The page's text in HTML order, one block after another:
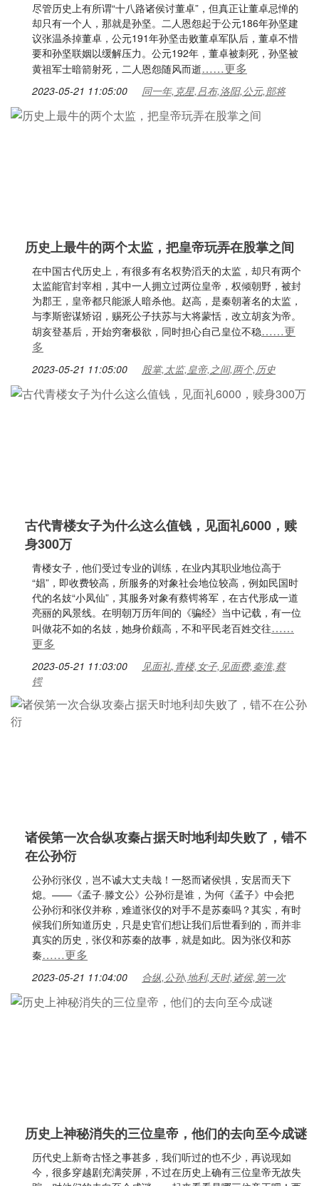
尽管历史上有所谓“十八路诸侯讨董卓”，但真正让董卓忌惮的
却只有一个人，那就是孙坚。二人恩怨起于公元186年孙坚建
议张温杀掉董卓，公元191年孙坚击败董卓军队后，董卓不惜
要和孙坚联姻以缓解压力。公元192年，董卓被刺死，孙坚被
黄祖军士暗箭射死，二人恩怨随风而逝……更多
2023-05-21 11:05:00 同一年,克星,吕布,洛阳,公元,部将
历史上最牛的两个太监，把皇帝玩弄在股掌之间
在中国古代历史上，有很多有名权势滔天的太监，却只有两个
太监能官封宰相，其中一人拥立过两位皇帝，权倾朝野，被封
为郡王，皇帝都只能派人暗杀他。赵高，是秦朝著名的太监，
与李斯密谋矫诏，赐死公子扶苏与大将蒙恬，改立胡亥为帝。
胡亥登基后，开始穷奢极欲，同时担心自己皇位不稳……更
多
2023-05-21 11:05:00 股掌,太监,皇帝,之间,两个,历史
古代青楼女子为什么这么值钱，见面礼6000，赎
身300万
青楼女子，他们受过专业的训练，在业内其职业地位高于
“娼”，即收费较高，所服务的对象社会地位较高，例如民国时
代的名妓“小凤仙”，其服务对象有蔡锷将军，在古代形成一道
亮丽的风景线。在明朝万历年间的《骗经》当中记载，有一位
叫做花不如的名妓，她身价颇高，不和平民老百姓交往……
更多
2023-05-21 11:03:00
见面礼,青楼,女子,见面费,秦淮,蔡
锷
诸侯第一次合纵攻秦占据天时地利却失败了，错不
在公孙衍
公孙衍张仪，岂不诚大丈夫哉！一怒而诸侯惧，安居而天下
熄。——《孟子·滕文公》公孙衍是谁，为何《孟子》中会把
公孙衍和张仪并称，难道张仪的对手不是苏秦吗？其实，有时
候我们所知道历史，只是史官们想让我们后世看到的，而并非
真实的历史，张仪和苏秦的故事，就是如此。因为张仪和苏
秦……更多
2023-05-21 11:04:00 合纵,公孙,地利,天时,诸侯,第一次
历史上神秘消失的三位皇帝，他们的去向至今成谜
历代史上新奇古怪之事甚多，我们听过的也不少，再说现如
今，很多穿越剧充满荧屏，不过在历史上确有三位皇帝无故失